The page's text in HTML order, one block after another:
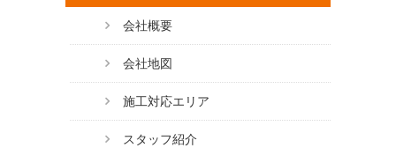
会社概要
会社地図
施工対応エリア
スタッフ紹介